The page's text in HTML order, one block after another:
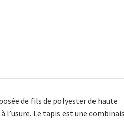
de fils de polyester de haute
l’usure. Le tapis est une